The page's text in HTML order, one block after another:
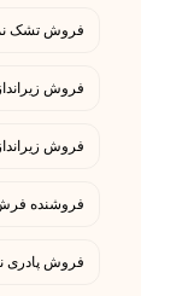
فروش تشک
فروش
فروش
فروشنده
فروش پادری